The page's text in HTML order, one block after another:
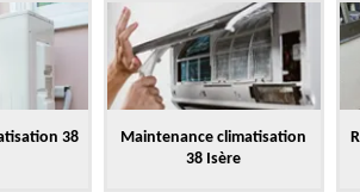
38
Maintenance climatisation
38 Isère